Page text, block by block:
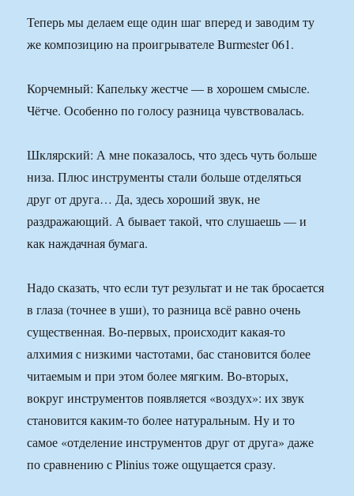
Теперь мы делаем еще один шаг вперед и заводим ту
же композицию на проигрывателе Burmester 061.
Корчемный: Капельку жестче — в хорошем смысле.
Чётче. Особенно по голосу разница чувствовалась.
Шклярский: А мне показалось, что здесь чуть больше
низа. Плюс инструменты стали больше отделяться
друг от друга… Да, здесь хороший звук, не
раздражающий. А бывает такой, что слушаешь — и
как наждачная бумага.
Надо сказать, что если тут результат и не так бросается
в глаза (точнее в уши), то разница всё равно очень
существенная. Во-первых, происходит какая-то
алхимия с низкими частотами, бас становится более
читаемым и при этом более мягким. Во-вторых,
вокруг инструментов появляется «воздух»: их звук
становится каким-то более натуральным. Ну и то
самое «отделение инструментов друг от друга» даже
по сравнению с Plinius тоже ощущается сразу.